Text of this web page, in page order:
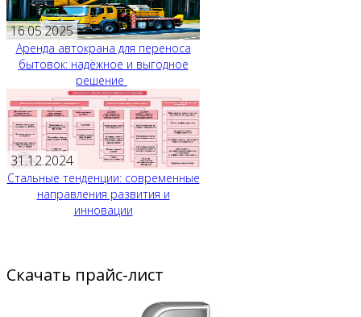
16.05.2025
Аренда автокрана для переноса
бытовок: надёжное и выгодное
решение
31.12.2024
Стальные тенденции: современные
направления развития и
инновации
Скачать прайс-лист